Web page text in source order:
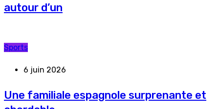
autour d’un
Sports
6 juin 2026
Une familiale espagnole surprenante et